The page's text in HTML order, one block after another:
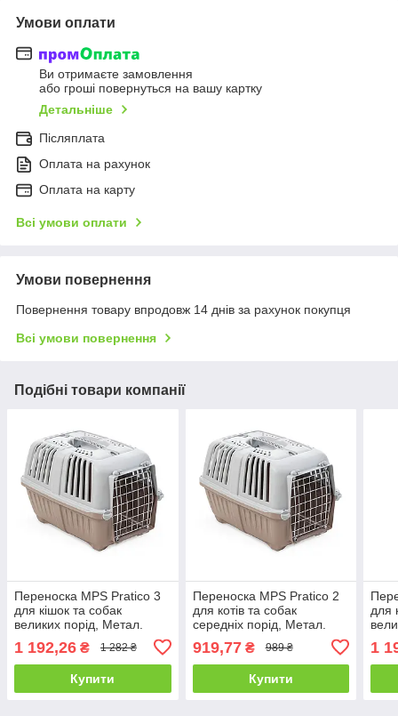
Умови оплати
Ви отримаєте замовлення
або гроші повернуться на вашу картку
Детальніше
Післяплата
Оплата на рахунок
Оплата на карту
Всі умови оплати
Умови повернення
Повернення товару впродовж 14 днів за рахунок покупця
Всі умови повернення
Подібні товари компанії
Переноска MPS Pratico 3
для кішок та собак
великих порід, Метал.
60×40×38 см, до 24 кг
1 192,26 ₴ 1 282 ₴
Купити
Переноска MPS Pratico 2
для котів та собак
середніх порід, Метал.
двері світло коричневий,
55×36×36 см, до 18 кг
919,77₴ 989 ₴
Купити
для
1